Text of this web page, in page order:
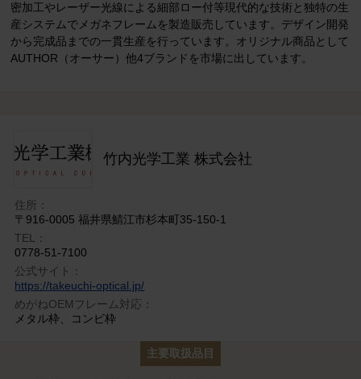
密加工やレーザー光線による細部ロー付等現代的な技術と独特の生
産システムでメガネフレームを製造販売しています。デザイン開発
から完成品までの一貫生産を行っています。オリジナル商品として
AUTHOR（オーサー）他4ブランドを市場に出しています。
竹内光学工業 株式会社
住所：
〒916-0005 福井県鯖江市杉本町35-150-1
TEL：
0778-51-7100
公式サイト：
https://takeuchi-optical.jp/
めがねOEMフレーム対応：
メタル枠、コンビ枠
主要取扱品目